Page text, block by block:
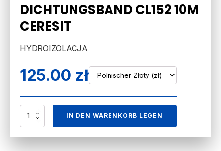
DICHTUNGSBAND CL152 10M
CERESIT
HYDROIZOLACJA
125.00 zł
TAŚMA
IN DEN WARENKORB LEGEN